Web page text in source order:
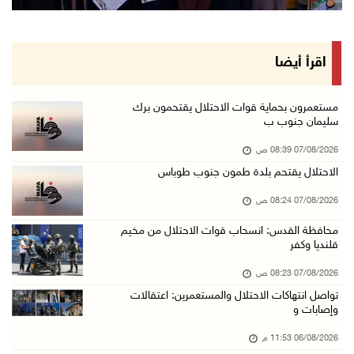
وزير الداخلية يبحث مع مكافحة المخدرات الدولي ...
رئيس بلدية الخليل يطلع وفدا أميركيا على تطورا ...
06/آب/2026 09:17 م
إصابة مسن بجروح ورضوض إثر اعتداء جيش الاحتلال ...
ورشة توصي بخطة عاجلة لاستعادة التعليم الوجاهي ...
06/آب/2026 09:08 م
جماهير شعبنا تشيع جثمان الشهيد علاء صبيح في ت ...
اقرأ أيضا
مستعمرون بحماية قوات الاحتلال يقتحمون برك
سليمان جنوب ب
07/08/2026 08:39 ص
الاحتلال يقتحم بلدة طمون جنوب طوباس
07/08/2026 08:24 ص
محافظة القدس: انسحاب قوات الاحتلال من مخيم
قلنديا وكفر
07/08/2026 08:23 ص
تواصل انتهاكات الاحتلال والمستعمرين: اعتقالات
وإصابات و
06/08/2026 11:53 م